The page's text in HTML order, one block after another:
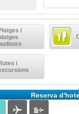
i
i
Reserva